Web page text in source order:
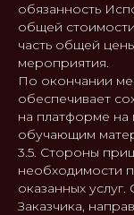
обязанность
общей
часть общей
мероприятия.
По окончании
обеспечивает
на платформе на
обучающим
3.5. Стороны
необходимости
оказанных
Заказчика,